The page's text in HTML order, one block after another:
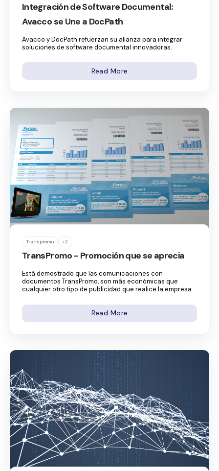
Integración de Software Documental:
Avacco se Une a DocPath
Avacco y DocPath refuerzan su alianza para integrar
soluciones de software documental innovadoras.
Read More
Transpromo +2
TransPromo - Promoción que se aprecia
Está demostrado que las comunicaciones con
documentos TransPromo, son más económicas que
cualquier otro tipo de publicidad que realice la empresa
Read More